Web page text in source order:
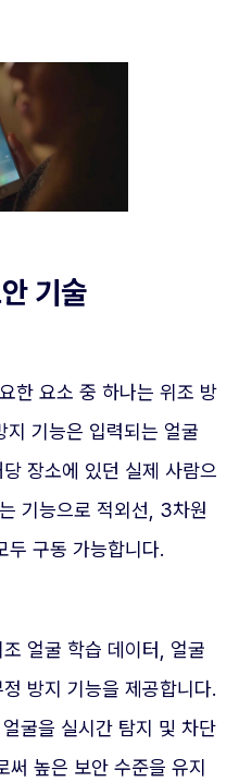
기술
한 요소 중 하나는 위조 방
지 기능은 입력되는 얼굴
장소에 있던 실제 사람으
기능으로 적외선, 3차원
두 구동 가능합니다.
얼굴 학습 데이터, 얼굴
방지 기능을 제공합니다.
굴을 실시간 탐지 및 차단
써 높은 보안 수준을 유지